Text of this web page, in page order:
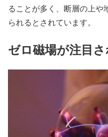
ることが多く、断層の上や
られるとされています。
ゼロ磁場が注目